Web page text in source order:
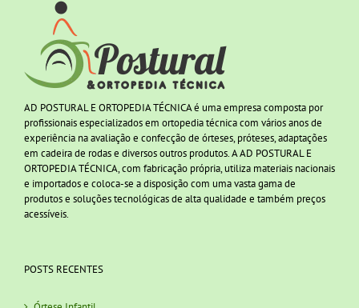
AD POSTURAL E ORTOPEDIA TÉCNICA é uma empresa composta por
profissionais especializados em ortopedia técnica com vários anos de
experiência na avaliação e confecção de órteses, próteses, adaptações
em cadeira de rodas e diversos outros produtos. A AD POSTURAL E
ORTOPEDIA TÉCNICA, com fabricação própria, utiliza materiais nacionais
e importados e coloca-se a disposição com uma vasta gama de
produtos e soluções tecnológicas de alta qualidade e também preços
acessíveis.
POSTS RECENTES